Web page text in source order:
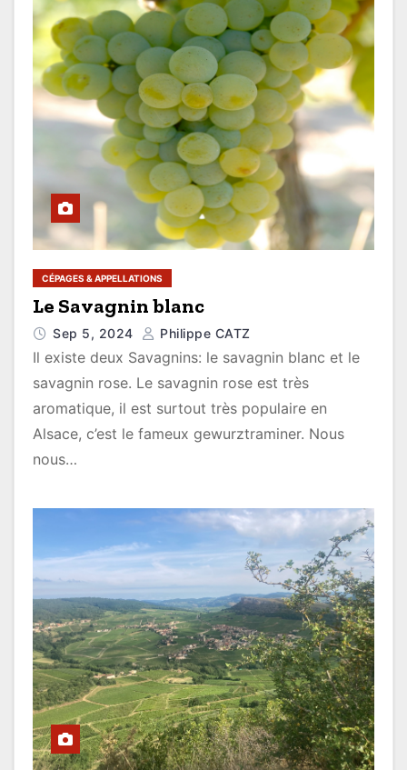
CÉPAGES & APPELLATIONS
Le Savagnin blanc
Sep 5, 2024 Philippe CATZ
Il existe deux Savagnins: le savagnin blanc et le
savagnin rose. Le savagnin rose est très
aromatique, il est surtout très populaire en
Alsace, c’est le fameux gewurztraminer. Nous
nous…